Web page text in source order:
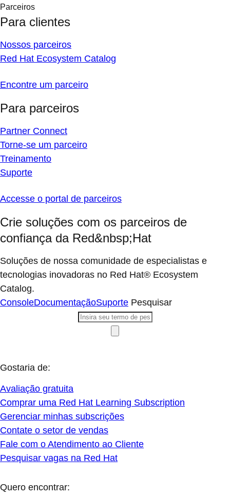
Parceiros
Para clientes
Nossos parceiros
Red Hat Ecosystem Catalog
Encontre um parceiro
Para parceiros
Partner Connect
Torne-se um parceiro
Treinamento
Suporte
Accesse o portal de parceiros
Crie soluções com os parceiros de
confiança da Red&nbsp;Hat
Soluções de nossa comunidade de especialistas e
tecnologias inovadoras no Red Hat® Ecosystem
Catalog.
ConsoleDocumentaçãoSuporte Pesquisar
Gostaria de:
Avaliação gratuita
Comprar uma Red Hat Learning Subscription
Gerenciar minhas subscrições
Contate o setor de vendas
Fale com o Atendimento ao Cliente
Pesquisar vagas na Red Hat
Quero encontrar: